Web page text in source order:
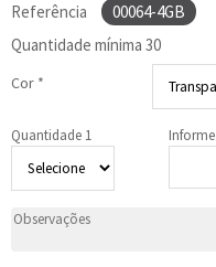
Referência
00064-4GB
Quantidade mínima 30
Cor *
Quantidade 1